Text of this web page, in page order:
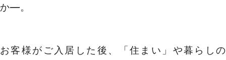
か―。
お客様がご入居した後、「住まい」や暮らしの